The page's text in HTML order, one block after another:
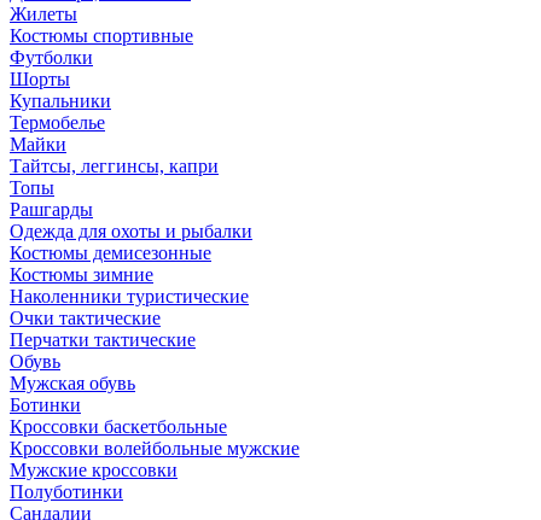
Жилеты
Костюмы спортивные
Футболки
Шорты
Купальники
Термобелье
Майки
Тайтсы, леггинсы, капри
Топы
Рашгарды
Одежда для охоты и рыбалки
Костюмы демисезонные
Костюмы зимние
Наколенники туристические
Очки тактические
Перчатки тактические
Обувь
Мужская обувь
Ботинки
Кроссовки баскетбольные
Кроссовки волейбольные мужские
Мужские кроссовки
Полуботинки
Сандалии